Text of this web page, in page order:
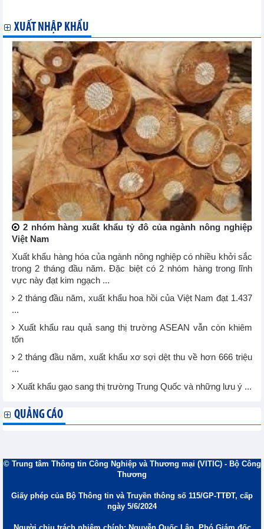
XUẤT NHẬP KHẨU
2 nhóm hàng xuất khẩu tỷ đô của ngành nông nghiệp
Việt Nam
Xuất khẩu hàng hóa của ngành nông nghiệp có nhiều khởi sắc
trong 2 tháng đầu năm. Đặc biệt có 2 nhóm hàng trong lĩnh
vực này đạt kim ngạch ...
2 tháng đầu năm, xuất khẩu hoa hồi của Việt Nam đạt 1.437
...
Xuất khẩu rau quả sang thị trường ASEAN vẫn còn khiêm
tốn
2 tháng đầu năm, xuất khẩu xơ sợi dệt thu về hơn 666 triệu
...
Xuất khẩu gạo sang thị trường Trung Quốc và những lưu ý ...
QUẢNG CÁO
© Trung tâm Thông tin Công Nghiệp và Thương mại (VITIC) - Bộ Công
Thương
Giấy phép của Bộ Thông tin và Truyền thông số 115/GP-TTĐT, cấp
ngày 5/6/2024